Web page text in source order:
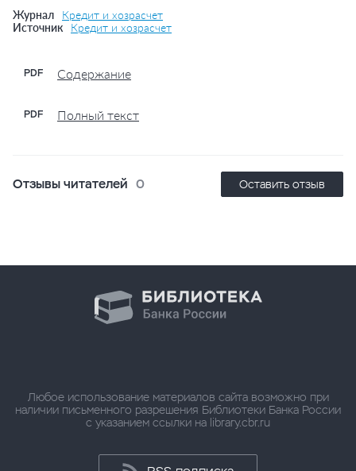
Журнал
Кредит и хозрасчет
Источник
Кредит и хозрасчет
PDF Содержание
PDF Полный текст
Отзывы читателей 0 Оставить отзыв
Любое использование материалов сайта возможно при
наличии письменного разрешения Библиотеки Банка России
с указанием ссылки на library.cbr.ru